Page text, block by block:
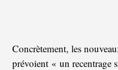
Concrètement, les
prévoient « un recentrage